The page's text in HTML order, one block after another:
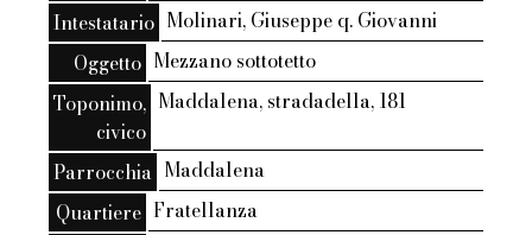
Intestatario Molinari, Giuseppe q. Giovanni
Oggetto Mezzano sottotetto
Toponimo,
civico
Maddalena, stradadella, 181
Parrocchia Maddalena
Quartiere Fratellanza